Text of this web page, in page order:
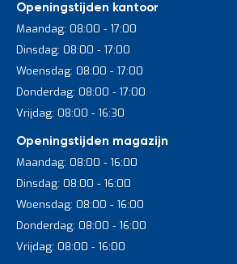
Openingstijden kantoor
Maandag: 08:00 - 17:00
Dinsdag: 08:00 - 17:00
Woensdag: 08:00 - 17:00
Donderdag: 08:00 - 17:00
Vrijdag: 08:00 - 16:30
Openingstijden magazijn
Maandag: 08:00 - 16:00
Dinsdag: 08:00 - 16:00
Woensdag: 08:00 - 16:00
Donderdag: 08:00 - 16:00
Vrijdag: 08:00 - 16:00